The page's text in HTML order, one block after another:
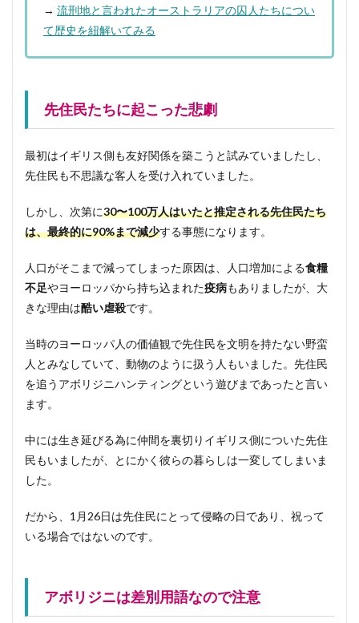
→ 流刑地と言われたオーストラリアの囚人たちについ
て歴史を紐解いてみる
先住民たちに起こった悲劇
最初はイギリス側も友好関係を築こうと試みていましたし、
先住民も不思議な客人を受け入れていました。
しかし、次第に30〜100万人はいたと推定される先住民たち
は、最終的に90%まで減少する事態になります。
人口がそこまで減ってしまった原因は、人口増加による食糧
不足やヨーロッパから持ち込まれた疫病もありましたが、大
きな理由は酷い虐殺です。
当時のヨーロッパ人の価値観で先住民を文明を持たない野蛮
人とみなしていて、動物のように扱う人もいました。先住民
を追うアボリジニハンティングという遊びまであったと言い
ます。
中には生き延びる為に仲間を裏切りイギリス側についた先住
民もいましたが、とにかく彼らの暮らしは一変してしまいま
した。
だから、1月26日は先住民にとって侵略の日であり、祝って
いる場合ではないのです。
アボリジニは差別用語なので注意